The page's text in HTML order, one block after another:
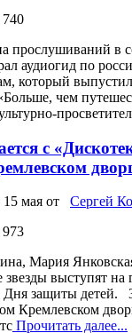
прослушиваний в
аудиогид по
который
чем
с
15 мая от Сергей
Мария
звезды выступят на
Дня защиты детей.
Кремлевском
Прочитать далее...